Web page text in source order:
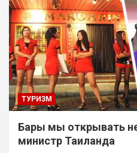
ТУРИЗМ
Бары мы открывать
министр Таиланда